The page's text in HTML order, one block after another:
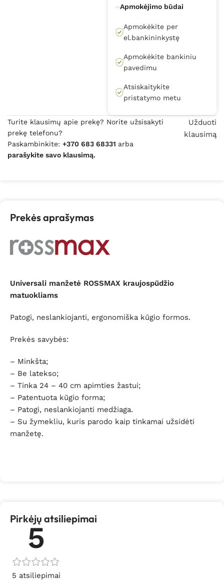
Apmokėjimo būdai
Apmokėkite per
el.bankininkystę
Apmokėkite bankiniu
pavedimu
Atsiskaitykite
pristatymo metu
Turite klausimų apie prekę? Norite užsisakyti
prekę telefonu?
Paskambinkite: +370 683 68331 arba
parašykite savo klausimą.
Užduoti
klausimą
Prekės aprašymas
Universali manžetė ROSSMAX kraujospūdžio
matuokliams
Patogi, neslankiojanti, ergonomiška kūgio formos.
Prekės savybės:
– Minkšta;
– Be latekso;
– Tinka 24 – 40 cm apimties žastui;
– Patentuota kūgio forma;
– Patogi, neslankiojanti medžiaga.
– Su žymekliu, kuris parodo kaip tinkamai užsidėti
manžetę.
Pirkėjų atsiliepimai
5
5 atsiliepimai